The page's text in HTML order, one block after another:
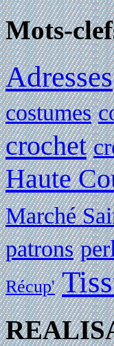
Mots-
Adresses
costumes
crochet
Haute
Marché
patrons
Récup'